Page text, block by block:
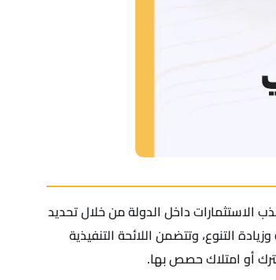
الاستثمارات داخل الدولة من خلال تحديد
التنوع، وتتضمن اللائحة التنفيذية
أو امتلاك حصص بها.